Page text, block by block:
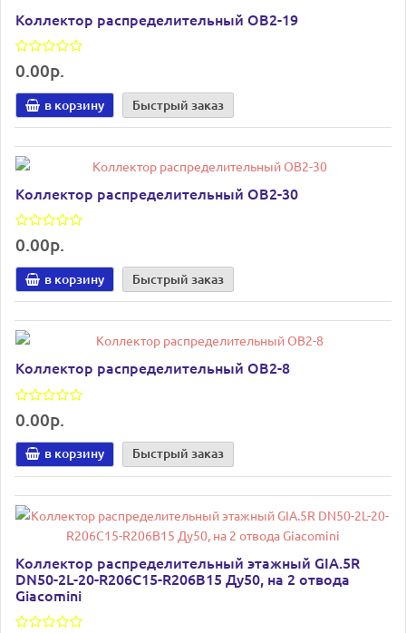
Коллектор распределительный ОВ2-19
0.00р.
в корзину Быстрый заказ
Коллектор распределительный ОВ2-30
0.00р.
в корзину Быстрый заказ
Коллектор распределительный ОВ2-8
0.00р.
в корзину Быстрый заказ
Коллектор распределительный этажный GIA.5R
DN50-2L-20-R206C15-R206B15 Ду50, на 2 отвода
Giacomini